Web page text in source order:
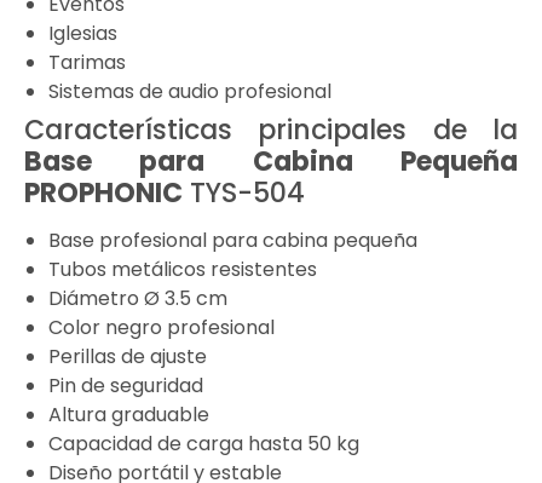
Iglesias
Tarimas
Sistemas de audio profesional
Características principales de la
Base para Cabina Pequeña
PROPHONIC TYS-504
Base profesional para cabina pequeña
Tubos metálicos resistentes
Diámetro Ø 3.5 cm
Color negro profesional
Perillas de ajuste
Pin de seguridad
Altura graduable
Capacidad de carga hasta 50 kg
Diseño portátil y estable